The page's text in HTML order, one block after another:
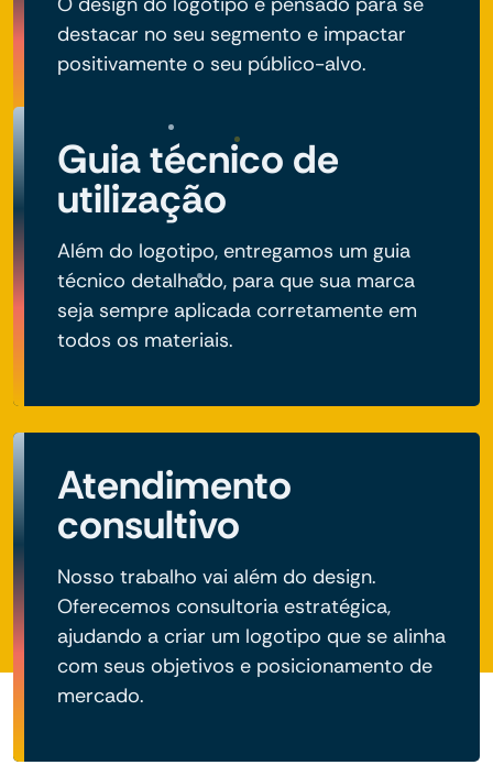
destacar no seu segmento e impactar
positivamente o seu público-alvo.
Guia técnico de
utilização
Além do logotipo, entregamos um guia
técnico detalhado, para que sua marca
seja sempre aplicada corretamente em
todos os materiais.
Atendimento
consultivo
Nosso trabalho vai além do design.
Oferecemos consultoria estratégica,
ajudando a criar um logotipo que se alinha
com seus objetivos e posicionamento de
mercado.